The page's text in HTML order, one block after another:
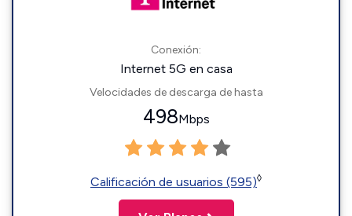
Conexión:
Internet 5G en casa
Velocidades de descarga de hasta
498Mbps
Calificación de usuarios (595)◊